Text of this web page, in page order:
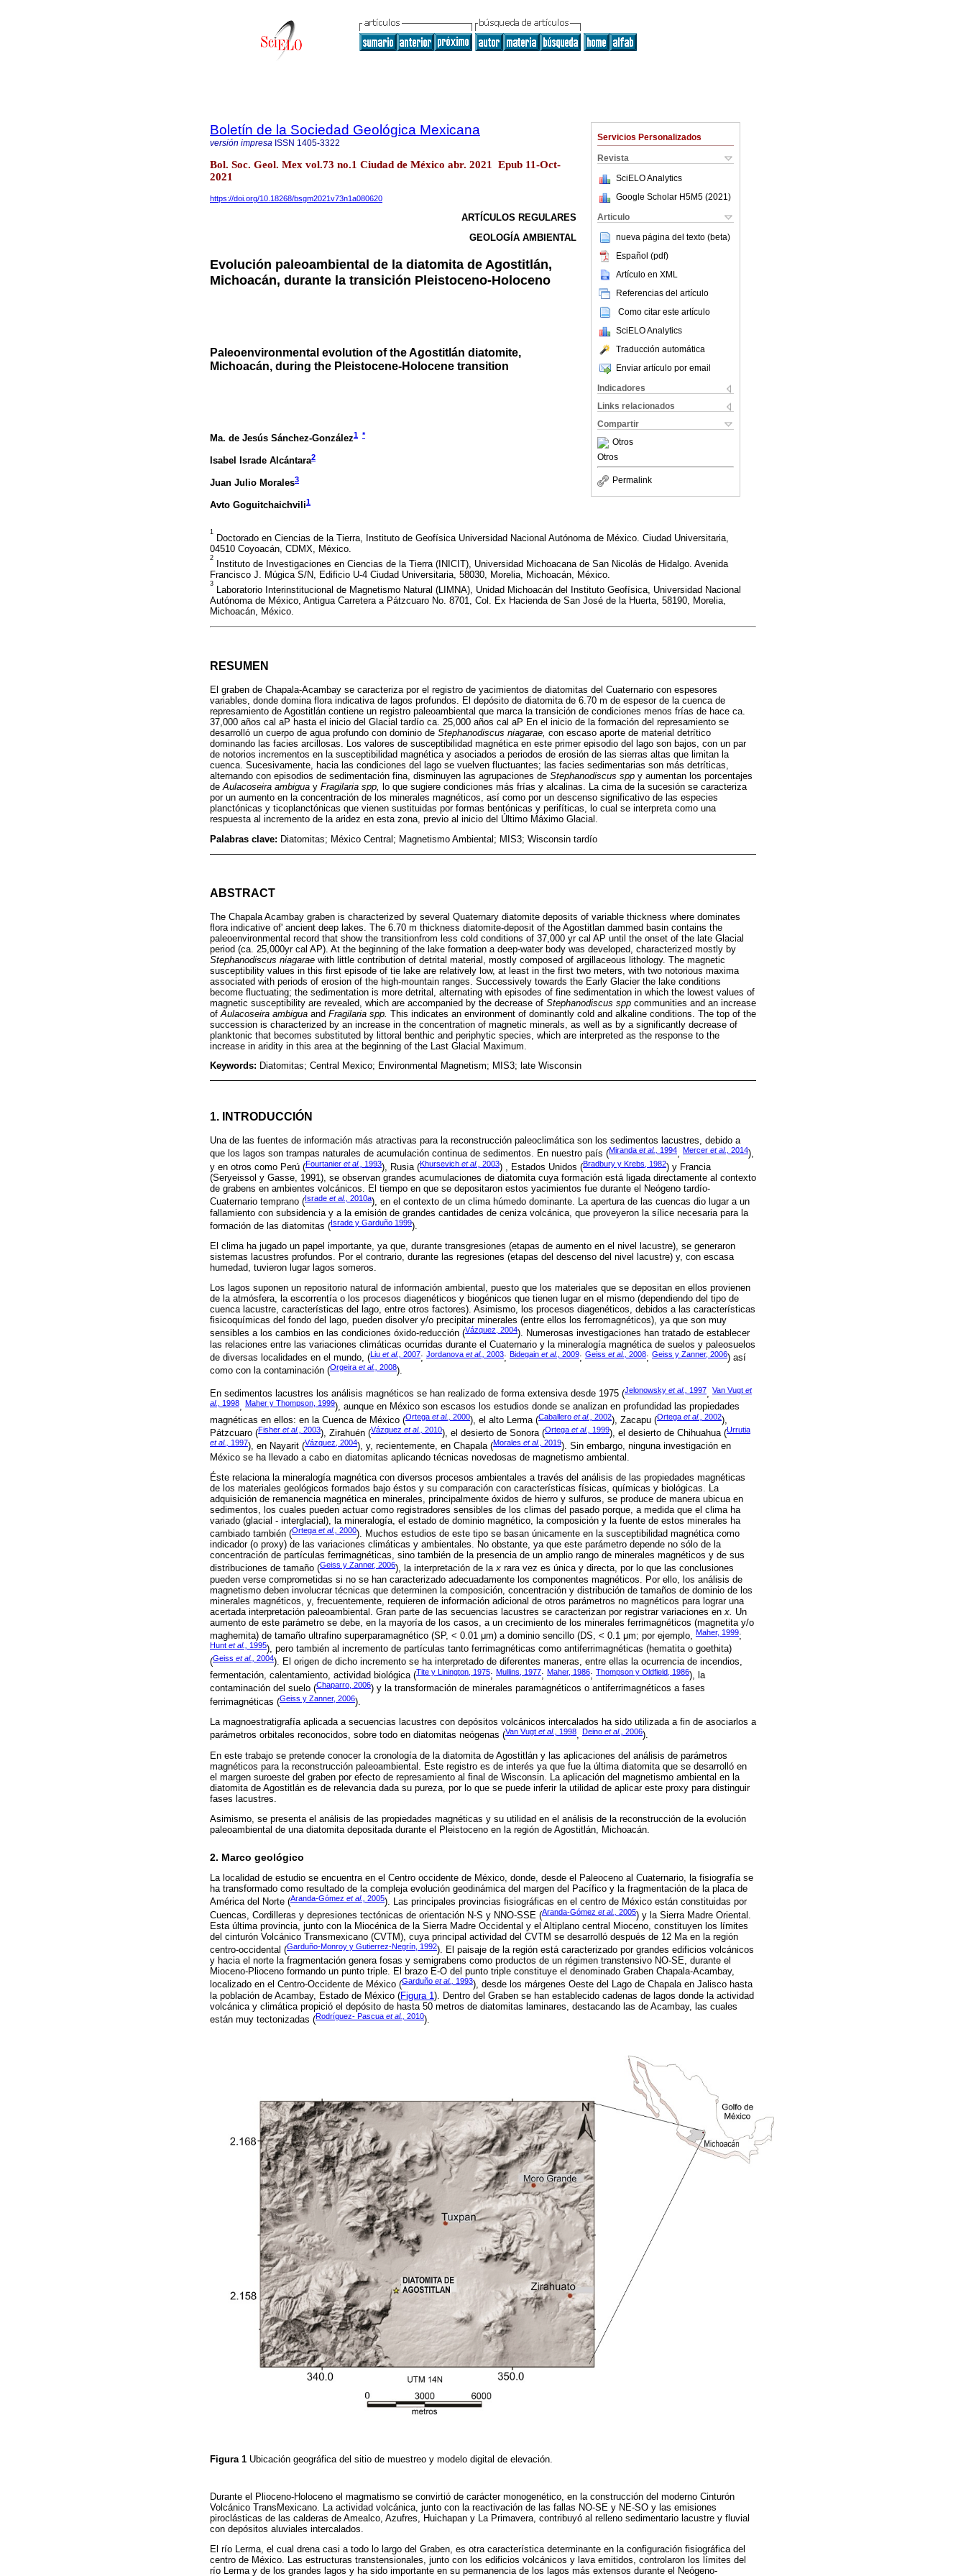
Servicios Personalizados
Revista
SciELO Analytics
Google Scholar H5M5 (2021 )
Articulo
nueva página del texto (beta)
Español (pdf)
Artículo en XML
Referencias del artículo
Como citar este artículo
SciELO Analytics
Traducción automática
Enviar artículo por email
Indicadores
Links relacionados
Compartir
Otros
Otros
Permalink
Boletín de la Sociedad Geológica Mexicana
versión impresa ISSN 1405-3322
Bol. Soc. Geol. Mex vol.73 no.1 Ciudad de México abr. 2021 Epub 11-Oct-
2021
https://doi.org/10.18268/bsgm2021v73n1a080620
ARTÍCULOS REGULARES
GEOLOGÍA AMBIENTAL
Evolución paleoambiental de la diatomita de Agostitlán,
Michoacán, durante la transición Pleistoceno-Holoceno
Paleoenvironmental evolution of the Agostitlán diatomite,
Michoacán, during the Pleistocene-Holocene transition
Ma. de Jesús Sánchez-González1 *
Isabel Israde Alcántara2
Juan Julio Morales3
Avto Goguitchaichvili1
1
Doctorado en Ciencias de la Tierra, Instituto de Geofísica Universidad Nacional Autónoma de México. Ciudad Universitaria,
04510 Coyoacán, CDMX, México.
2
Instituto de Investigaciones en Ciencias de la Tierra (INICIT), Universidad Michoacana de San Nicolás de Hidalgo. Avenida
Francisco J. Múgica S/N, Edificio U-4 Ciudad Universitaria, 58030, Morelia, Michoacán, México.
3
Laboratorio Interinstitucional de Magnetismo Natural (LIMNA), Unidad Michoacán del Instituto Geofísica, Universidad Nacional
Autónoma de México, Antigua Carretera a Pátzcuaro No. 8701, Col. Ex Hacienda de San José de la Huerta, 58190, Morelia,
Michoacán, México.
RESUMEN
El graben de Chapala-Acambay se caracteriza por el registro de yacimientos de diatomitas del Cuaternario con espesores
variables, donde domina flora indicativa de lagos profundos. El depósito de diatomita de 6.70 m de espesor de la cuenca de
represamiento de Agostitlán contiene un registro paleoambiental que marca la transición de condiciones menos frías de hace ca.
37,000 años cal aP hasta el inicio del Glacial tardío ca. 25,000 años cal aP En el inicio de la formación del represamiento se
desarrolló un cuerpo de agua profundo con dominio de Stephanodiscus niagarae, con escaso aporte de material detrítico
dominando las facies arcillosas. Los valores de susceptibilidad magnética en este primer episodio del lago son bajos, con un par
de notorios incrementos en la susceptibilidad magnética y asociados a periodos de erosión de las sierras altas que limitan la
cuenca. Sucesivamente, hacia las condiciones del lago se vuelven fluctuantes; las facies sedimentarias son más detríticas,
alternando con episodios de sedimentación fina, disminuyen las agrupaciones de Stephanodiscus spp y aumentan los porcentajes
deAulacoseira ambigua y Fragilaria spp, lo que sugiere condiciones más frías y alcalinas. La cima de la sucesión se caracteriza
por un aumento en la concentración de los minerales magnéticos, así como por un descenso significativo de las especies
planctónicas y ticoplanctónicas que vienen sustituidas por formas bentónicas y perifíticas, lo cual se interpreta como una
respuesta al incremento de la aridez en esta zona, previo al inicio del Último Máximo Glacial.
Palabras clave: Diatomitas; México Central; Magnetismo Ambiental; MIS3; Wisconsin tardío
ABSTRACT
The Chapala Acambay graben is characterized by several Quaternary diatomite deposits of variable thickness where dominates
flora indicative of' ancient deep lakes. The 6.70 m thickness diatomite-deposit of the Agostitlan dammed basin contains the
paleoenvironmental record that show the transitionfrom less cold conditions of 37,000 yr cal AP until the onset of the late Glacial
period (ca. 25,000yr cal AP). At the beginning of the lake formation a deep-water body was developed, characterized mostly by
Stephanodiscus niagarae with little contribution of detrital material, mostly composed of argillaceous lithology. The magnetic
susceptibility values in this first episode of tie lake are relatively low, at least in the first two meters, with two notorious maxima
associated with periods of erosion of the high-mountain ranges. Successively towards the Early Glacier the lake conditions
become fluctuating; the sedimentation is more detrital, alternating with episodes of fine sedimentation in which the lowest values of
magnetic susceptibility are revealed, which are accompanied by the decrease of Stephanodiscus spp communities and an increase
of Aulacoseira ambigua and Fragilaria spp. This indicates an environment of dominantly cold and alkaline conditions. The top of the
succession is characterized by an increase in the concentration of magnetic minerals, as well as by a significantly decrease of
planktonic that becomes substituted by littoral benthic and periphytic species, which are interpreted as the response to the
increase in aridity in this area at the beginning of the Last Glacial Maximum.
Keywords: Diatomitas; Central Mexico; Environmental Magnetism; MIS3; late Wisconsin
1. INTRODUCCIÓN
Una de las fuentes de información más atractivas para la reconstrucción paleoclimática son los sedimentos lacustres, debido a
que los lagos son trampas naturales de acumulación continua de sedimentos. En nuestro país (Miranda et al., 1994, Mercer et al., 2014),
y en otros como Perú (Fourtanier et al., 1993), Rusia (Khursevich et al., 2003) , Estados Unidos (Bradbury y Krebs, 1982) y Francia
(Seryeissol y Gasse, 1991), se observan grandes acumulaciones de diatomita cuya formación está ligada directamente al contexto
de grabens en ambientes volcánicos. El tiempo en que se depositaron estos yacimientos fue durante el Neógeno tardío-
Cuaternario temprano ( Israde et al., 2010a), en el contexto de un clima húmedo dominante. La apertura de las cuencas dio lugar a un
fallamiento con subsidencia y a la emisión de grandes cantidades de ceniza volcánica, que proveyeron la sílice necesaria para la
formación de las diatomitas (Israde y Garduño 1999).
El clima ha jugado un papel importante, ya que, durante transgresiones (etapas de aumento en el nivel lacustre), se generaron
sistemas lacustres profundos. Por el contrario, durante las regresiones (etapas del descenso del nivel lacustre) y, con escasa
humedad, tuvieron lugar lagos someros.
Los lagos suponen un repositorio natural de información ambiental, puesto que los materiales que se depositan en ellos provienen
de la atmósfera, la escorrentía o los procesos diagenéticos y biogénicos que tienen lugar en el mismo (dependiendo del tipo de
cuenca lacustre, características del lago, entre otros factores). Asimismo, los procesos diagenéticos, debidos a las características
fisicoquímicas del fondo del lago, pueden disolver y/o precipitar minerales (entre ellos los ferromagnéticos), ya que son muy
sensibles a los cambios en las condiciones óxido-reducción (Vázquez, 2004). Numerosas investigaciones han tratado de establecer
las relaciones entre las variaciones climáticas ocurridas durante el Cuaternario y la mineralogía magnética de suelos y paleosuelos
de diversas localidades en el mundo, (Liu et al., 2007; Jordanova et al., 2003; Bidegain et al., 2009; Geiss et al., 2008; Geiss y Zanner, 2006) así
como con la contaminación (Orgeira et al., 2008).
En sedimentos lacustres los análisis magnéticos se han realizado de forma extensiva desde 1975 (Jelonowsky et al., 1997, Van Vugt et
al.,
1998, Maher y Thompson, 1999), aunque en México son escasos los estudios donde se analizan en profundidad las propiedades
magnéticas en ellos: en la Cuenca de México (Ortega et al., 2000), el alto Lerma (Caballero et al., 2002), Zacapu (Ortega et al., 2002),
Pátzcuaro (Fisher et al., 2003), Zirahuén (Vázquez et al., 2010), el desierto de Sonora (Ortega et al., 1999), el desierto de Chihuahua (Urrutia
et al.,
1997), en Nayarit (Vázquez, 2004), y, recientemente, en Chapala (Morales et al., 2019). Sin embargo, ninguna investigación en
México se ha llevado a cabo en diatomitas aplicando técnicas novedosas de magnetismo ambiental.
Éste relaciona la mineralogía magnética con diversos procesos ambientales a través del análisis de las propiedades magnéticas
de los materiales geológicos formados bajo éstos y su comparación con características físicas, químicas y biológicas. La
adquisición de remanencia magnética en minerales, principalmente óxidos de hierro y sulfuros, se produce de manera ubicua en
sedimentos, los cuales pueden actuar como registradores sensibles de los climas del pasado porque, a medida que el clima ha
variado (glacial - interglacial), la mineralogía, el estado de dominio magnético, la composición y la fuente de estos minerales ha
cambiado también (Ortega et al., 2000). Muchos estudios de este tipo se basan únicamente en la susceptibilidad magnética como
indicador (o proxy) de las variaciones climáticas y ambientales. No obstante, ya que este parámetro depende no sólo de la
concentración de partículas ferrimagnéticas, sino también de la presencia de un amplio rango de minerales magnéticos y de sus
distribuciones de tamaño (Geiss y Zanner, 2006), la interpretación de lax rara vez es única y directa, por lo que las conclusiones
pueden verse comprometidas si no se han caracterizado adecuadamente los componentes magnéticos. Por ello, los análisis de
magnetismo deben involucrar técnicas que determinen la composición, concentración y distribución de tamaños de dominio de los
minerales magnéticos, y, frecuentemente, requieren de información adicional de otros parámetros no magnéticos para lograr una
acertada interpretación paleoambiental. Gran parte de las secuencias lacustres se caracterizan por registrar variaciones en x. Un
aumento de este parámetro se debe, en la mayoría de los casos, a un crecimiento de los minerales ferrimagnéticos (magnetita y/o
maghemita) de tamaño ultrafino superparamagnético (SP, < 0.01 μm) a dominio sencillo (DS, < 0.1 μm; por ejemplo, Maher, 1999;
Hunt et al., 1995), pero también al incremento de partículas tanto ferrimagnéticas como antiferrimagnéticas (hematita o goethita)
(Geiss et al., 2004). El origen de dicho incremento se ha interpretado de diferentes maneras, entre ellas la ocurrencia de incendios,
fermentación, calentamiento, actividad biológica (Tite y Linington, 1975; Mullins, 1977; Maher, 1986; Thompson y Oldfield, 1986), la
contaminación del suelo (Chaparro, 2006) y la transformación de minerales paramagnéticos o antiferrimagnéticos a fases
ferrimagnéticas (Geiss y Zanner, 2006).
La magnoestratigrafía aplicada a secuencias lacustres con depósitos volcánicos intercalados ha sido utilizada a fin de asociarlos a
parámetros orbitales reconocidos, sobre todo en diatomitas neógenas (Van Vugt et al., 1998, Deino et al., 2006).
En este trabajo se pretende conocer la cronología de la diatomita de Agostitlán y las aplicaciones del análisis de parámetros
magnéticos para la reconstrucción paleoambiental. Este registro es de interés ya que fue la última diatomita que se desarrolló en
el margen suroeste del graben por efecto de represamiento al final de Wisconsin. La aplicación del magnetismo ambiental en la
diatomita de Agostitlán es de relevancia dada su pureza, por lo que se puede inferir la utilidad de aplicar este proxy para distinguir
fases lacustres.
Asimismo, se presenta el análisis de las propiedades magnéticas y su utilidad en el análisis de la reconstrucción de la evolución
paleoambiental de una diatomita depositada durante el Pleistoceno en la región de Agostitlán, Michoacán.
2. Marco geológico
La localidad de estudio se encuentra en el Centro occidente de México, donde, desde el Paleoceno al Cuaternario, la fisiografía se
ha transformado como resultado de la compleja evolución geodinámica del margen del Pacífico y la fragmentación de la placa de
América del Norte (Aranda-Gómez et al., 2005). Las principales provincias fisiográficas en el centro de México están constituidas por
Cuencas, Cordilleras y depresiones tectónicas de orientación N-S y NNO-SSE (Aranda-Gómez et al., 2005) y la Sierra Madre Oriental.
Esta última provincia, junto con la Miocénica de la Sierra Madre Occidental y el Altiplano central Mioceno, constituyen los límites
del cinturón Volcánico Transmexicano (CVTM), cuya principal actividad del CVTM se desarrolló después de 12 Ma en la región
centro-occidental (Garduño-Monroy y Gutierrez-Negrín, 1992). El paisaje de la región está caracterizado por grandes edificios volcánicos
y hacia el norte la fragmentación genera fosas y semigrabens como productos de un régimen transtensivo NO-SE, durante el
Mioceno-Plioceno formando un punto triple. El brazo E-O del punto triple constituye el denominado Graben Chapala-Acambay,
localizado en el Centro-Occidente de México (Garduño et al., 1993), desde los márgenes Oeste del Lago de Chapala en Jalisco hasta
la población de Acambay, Estado de México (Figura 1). Dentro del Graben se han establecido cadenas de lagos donde la actividad
volcánica y climática propició el depósito de hasta 50 metros de diatomitas laminares, destacando las de Acambay, las cuales
están muy tectonizadas (Rodríguez- Pascua et al., 2010).
Figura 1 Ubicación geográfica del sitio de muestreo y modelo digital de elevación.
Durante el Plioceno-Holoceno el magmatismo se convirtió de carácter monogenético, en la construcción del moderno Cinturón
Volcánico TransMexicano. La actividad volcánica, junto con la reactivación de las fallas NO-SE y NE-SO y las emisiones
piroclásticas de las calderas de Amealco, Azufres, Huichapan y La Primavera, contribuyó al relleno sedimentario lacustre y fluvial
con depósitos aluviales intercalados.
El río Lerma, el cual drena casi a todo lo largo del Graben, es otra característica determinante en la configuración fisiográfica del
centro de México. Las estructuras transtensionales, junto con los edificios volcánicos y lava emitidos, controlaron los límites del
río Lerma y de los grandes lagos y ha sido importante en su permanencia de los lagos más extensos durante el Neógeno-